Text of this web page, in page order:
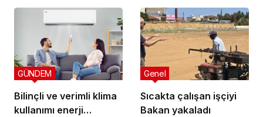
Bilinçli ve verimli klima
kullanımı enerji
GÜNDEM
Sıcakta çalışan işçiyi
Bakan yakaladı
Genel